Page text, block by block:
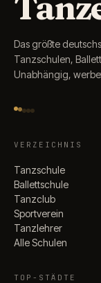
Das größte
Tanzschulen,
Unabhängig,
VERZEICHNIS
Tanzschule
Ballettschule
Tanzclub
Sportverein
Tanzlehrer
Alle Schulen
TOP-STÄDTE